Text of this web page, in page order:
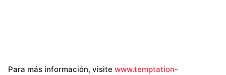
Para más información, visite www.temptation-